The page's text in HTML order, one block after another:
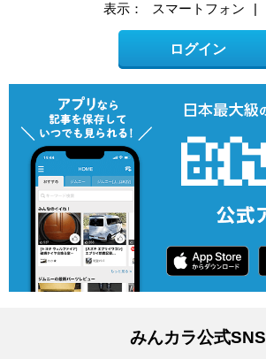
表示： スマートフォン |
ログイン
みんカラ公式SNS